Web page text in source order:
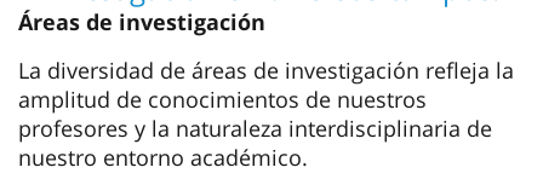
Áreas de investigación
La diversidad de áreas de investigación refleja la
amplitud de conocimientos de nuestros
profesores y la naturaleza interdisciplinaria de
nuestro entorno académico.